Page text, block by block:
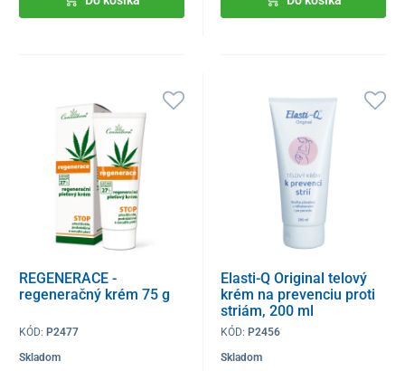
REGENERACE -
regeneračný krém 75 g
KÓD: P2477
Skladom
Elasti-Q Original telový
krém na prevenciu proti
striám, 200 ml
KÓD: P2456
Skladom